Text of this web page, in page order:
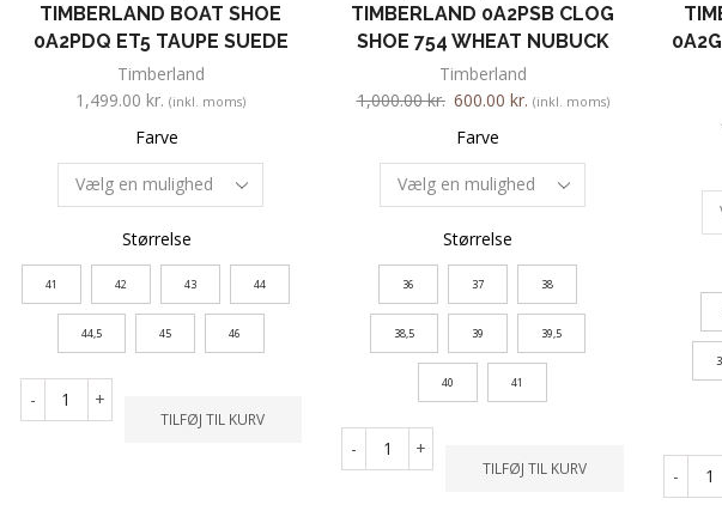
TIMBERLAND BOAT SHOE
0A2PDQ ET5 TAUPE SUEDE
Timberland
1,499.00 kr. (inkl. moms)
Farve
Størrelse
41 42 43 44
44,5 45 46
- +
TILFØJ TIL KURV
TIMBERLAND 0A2PSB CLOG
SHOE 754 WHEAT NUBUCK
Timberland
1,000.00kr. 600.00 kr. (inkl. moms)
Farve
Størrelse
36 37 38
38,5 39 39,5
40 41
- +
TILFØJ TIL KURV -